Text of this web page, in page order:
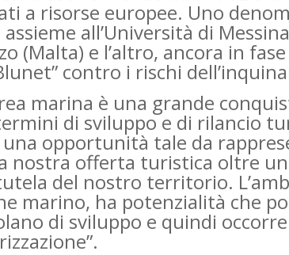
a risorse europee. Uno
all’Università di
(Malta) e l’altro, ancora in
contro i rischi
marina è una grande
di sviluppo e di rilancio
opportunità tale da
nostra offerta turistica oltre
del nostro territorio.
marino, ha potenzialità che
di sviluppo e quindi